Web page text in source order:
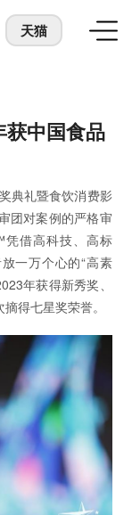
天猫
中国食品
典礼暨食饮消费影
团对案例的严格审
借高科技、高标
一万个心的“高素
年获得新秀奖、
得七星奖荣誉。